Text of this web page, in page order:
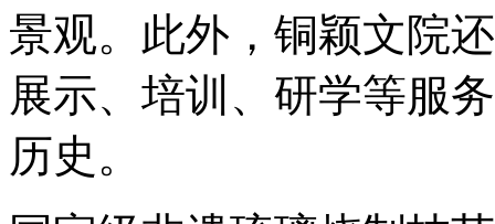
景观。此外，铜颖文院
展示、培训、研学等服
历史。